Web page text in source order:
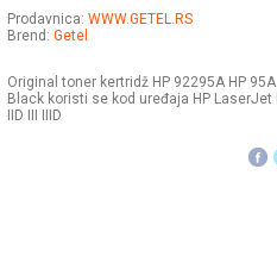
Prodavnica: WWW.GETEL.RS
Brend: Getel
Original toner kertridž HP 92295A HP 95A
Black koristi se kod uređaja HP LaserJet II
IID III IIID